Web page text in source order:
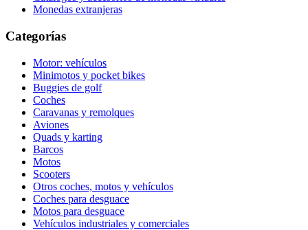
Monedas extranjeras
Categorías
Motor: vehículos
Minimotos y pocket bikes
Buggies de golf
Coches
Caravanas y remolques
Aviones
Quads y karting
Barcos
Motos
Scooters
Otros coches, motos y vehículos
Coches para desguace
Motos para desguace
Vehículos industriales y comerciales